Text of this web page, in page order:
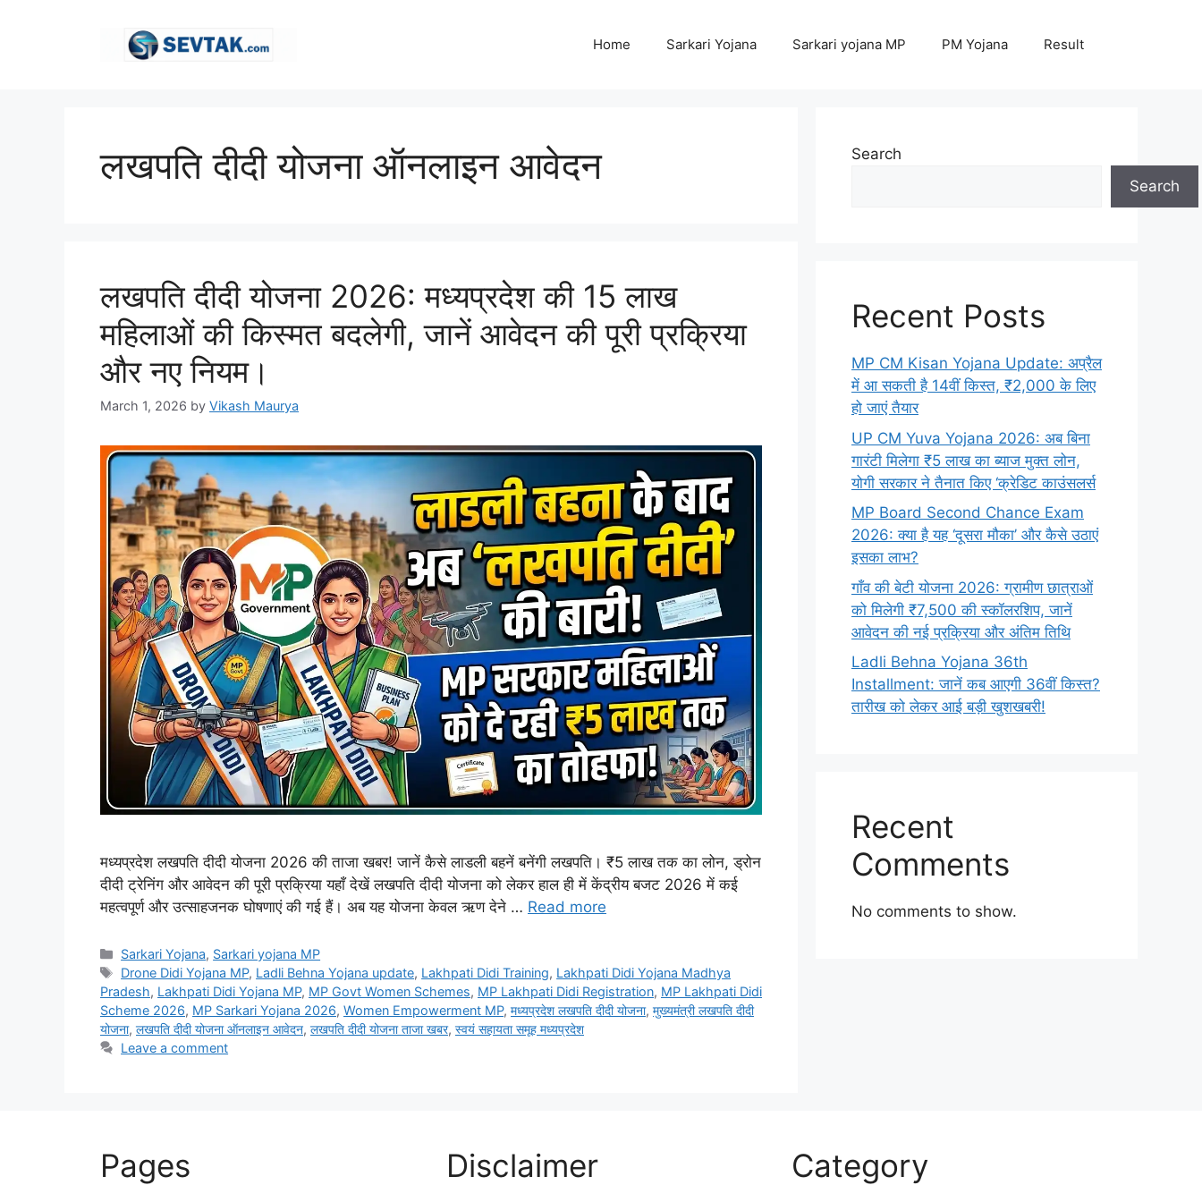
Home Sarkari Yojana Sarkari yojana MP PM Yojana Result
लखपति दीदी योजना ऑनलाइन आवेदन
लखपति दीदी योजना 2026: मध्यप्रदेश की 15 लाख
महिलाओं की किस्मत बदलेगी, जानें आवेदन की पूरी प्रक्रिया
और नए नियम।
March 1, 2026 by Vikash Maurya
मध्यप्रदेश लखपति दीदी योजना 2026 की ताजा खबर! जानें कैसे लाडली बहनें बनेंगी लखपति। ₹5 लाख तक का लोन, ड्रोन
दीदी ट्रेनिंग और आवेदन की पूरी प्रक्रिया यहाँ देखें लखपति दीदी योजना को लेकर हाल ही में केंद्रीय बजट 2026 में कई
महत्वपूर्ण और उत्साहजनक घोषणाएं की गई हैं। अब यह योजना केवल ऋण देने … Read more
Categories
Sarkari Yojana, Sarkari yojana MP
Tags
Drone Didi Yojana MP, Ladli Behna Yojana update, Lakhpati Didi Training, Lakhpati Didi Yojana Madhya
Pradesh, Lakhpati Didi Yojana MP, MP Govt Women Schemes, MP Lakhpati Didi Registration, MP Lakhpati Didi
Scheme 2026, MP Sarkari Yojana 2026, Women Empowerment MP, मध्यप्रदेश लखपति दीदी योजना, मुख्यमंत्री लखपति दीदी
योजना, लखपति दीदी योजना ऑनलाइन आवेदन, लखपति दीदी योजना ताजा खबर, स्वयं सहायता समूह मध्यप्रदेश
Leave a comment
Search
Search
Recent Posts
MP CM Kisan Yojana Update: अप्रैल
में आ सकती है 14वीं किस्त, ₹2,000 के लिए
हो जाएं तैयार
UP CM Yuva Yojana 2026: अब बिना
गारंटी मिलेगा ₹5 लाख का ब्याज मुक्त लोन,
योगी सरकार ने तैनात किए ‘क्रेडिट काउंसलर्स
MP Board Second Chance Exam
2026: क्या है यह ‘दूसरा मौका’ और कैसे उठाएं
इसका लाभ?
गाँव की बेटी योजना 2026: ग्रामीण छात्राओं
को मिलेगी ₹7,500 की स्कॉलरशिप, जानें
आवेदन की नई प्रक्रिया और अंतिम तिथि
Ladli Behna Yojana 36th
Installment: जानें कब आएगी 36वीं किस्त?
तारीख को लेकर आई बड़ी खुशखबरी!
Recent
Comments
No comments to show.
Pages Disclaimer Category